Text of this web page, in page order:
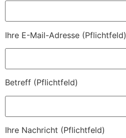
Ihre E-Mail-Adresse (Pflichtfeld)
Betreff (Pflichtfeld)
Ihre Nachricht (Pflichtfeld)